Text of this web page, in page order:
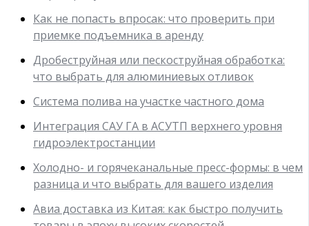
Как не попасть впросак: что проверить при
приемке подъемника в аренду
Дробеструйная или пескоструйная обработка:
что выбрать для алюминиевых отливок
Система полива на участке частного дома
Интеграция САУ ГА в АСУТП верхнего уровня
гидроэлектростанции
Холодно- и горячеканальные пресс-формы: в чем
разница и что выбрать для вашего изделия
Авиа доставка из Китая: как быстро получить